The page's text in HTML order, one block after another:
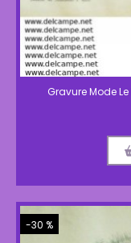
Gravure Mode
-30 %